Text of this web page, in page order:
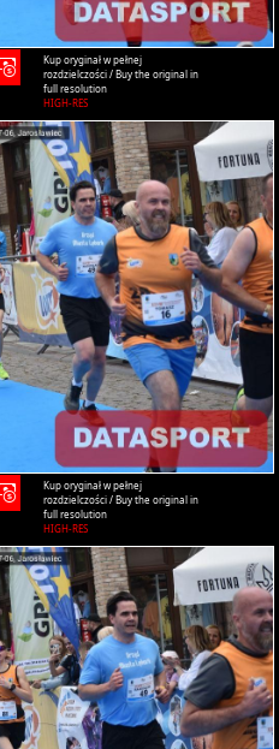
Kup oryginał w pełnej
rozdzielczości / Buy the original in
full resolution
HIGH-RES
Kup oryginał w pełnej
rozdzielczości / Buy the original in
full resolution
HIGH-RES